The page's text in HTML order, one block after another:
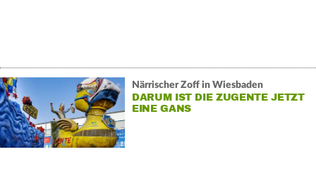
Närrischer Zoff in Wiesbaden
DARUM IST DIE ZUGENTE JETZT
EINE GANS